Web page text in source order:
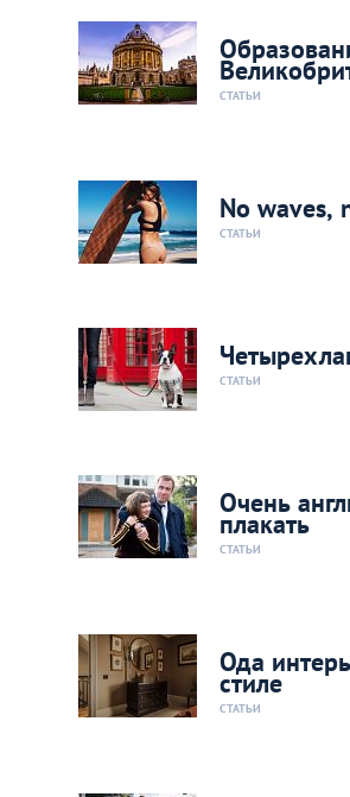
СТАТЬИ
No waves,
СТАТЬИ
СТАТЬИ
Очень
плакать
СТАТЬИ
Ода
стиле
СТАТЬИ